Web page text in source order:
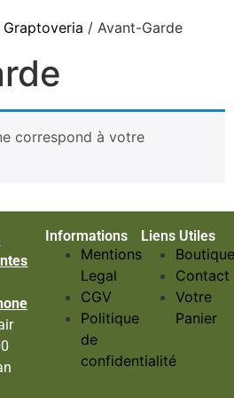
Graptoveria / Avant-Garde
correspond à votre
Informations
Mentions
Legal
CGV
Politique
de
confidentialité
Liens Utiles
Contact
Votre
Panier